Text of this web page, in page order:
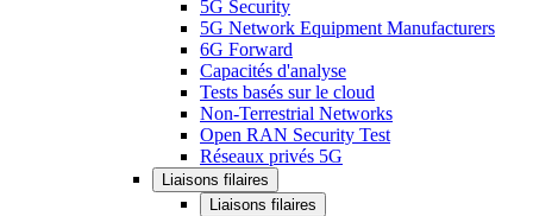
5G Security
5G Network Equipment Manufacturers
6G Forward
Capacités d'analyse
Tests basés sur le cloud
Non-Terrestrial Networks
Open RAN Security Test
Réseaux privés 5G
Liaisons filaires
Liaisons filaires